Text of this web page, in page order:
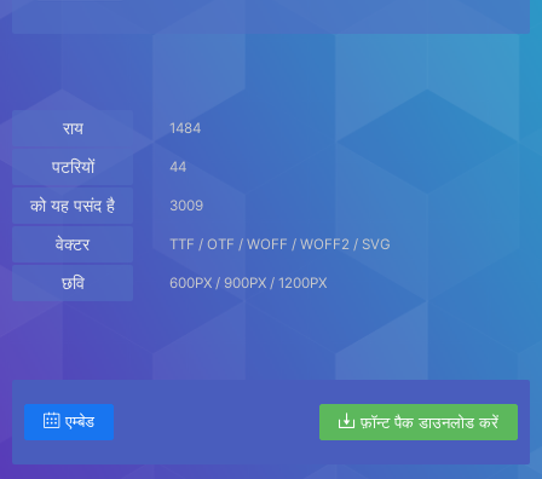
राय 1484
पटरियों 44
को यह पसंद है 3009
वेक्टर TTF / OTF / WOFF / WOFF2 / SVG
छवि 600PX / 900PX / 1200PX
एम्बेड फ़ॉन्ट पैक डाउनलोड करें